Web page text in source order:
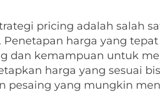
pricing adalah salah
harga yang
dan kemampuan untuk
harga yang sesuai
pesaing yang mungkin